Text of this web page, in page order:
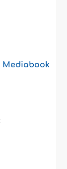
Mediabook